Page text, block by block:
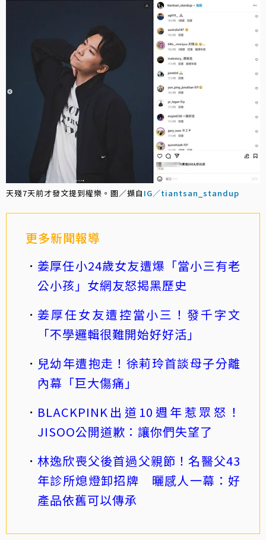
天殘7天前才發文提到權樂。圖／擷自 IG／tiantsan_standup
更多新聞報導
姜厚任小24歲女友遭爆「當小三有老
公小孩」女網友怒揭黑歷史
姜厚任女友遭控當小三！發千字文
「不學邏輯很難開始好好活」
兒幼年遭抱走！徐莉玲首談母子分離
內幕「巨大傷痛」
BLACKPINK出道10週年惹眾怒！
JISOO公開道歉：讓你們失望了
林逸欣喪父後首過父親節！名醫父43
年診所熄燈卸招牌 曬感人一幕：好
產品依舊可以傳承